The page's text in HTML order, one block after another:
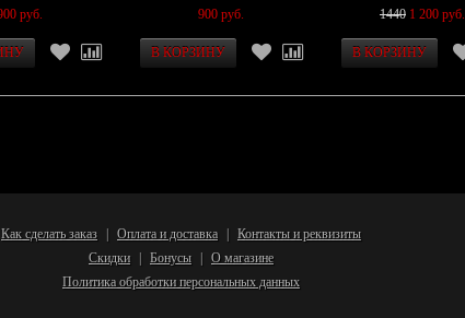
руб. 900 руб. 1440 1 200 руб.
Как сделать заказ Оплата и доставка
Контакты и реквизиты
Скидки
Бонусы
О магазине
Политика обработки персональных данных